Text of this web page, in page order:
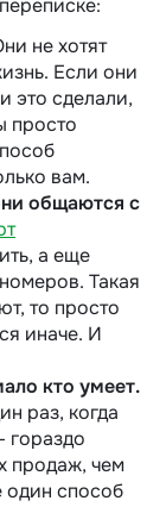
не хотят
Если они
это сделали,
просто
вам.
общаются с
а еще
Такая
то просто
иначе. И
кто умеет.
раз, когда
гораздо
продаж, чем
один способ